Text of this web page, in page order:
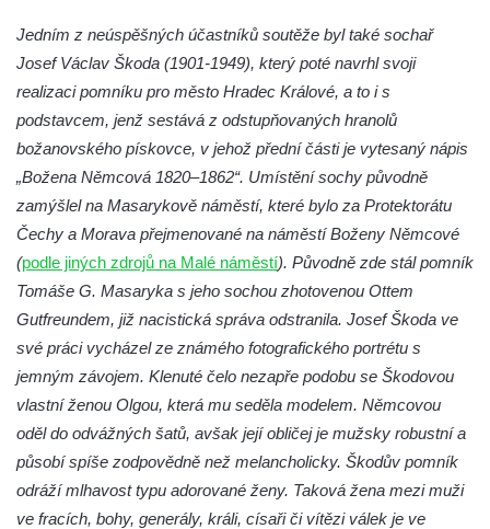
Socha Kozorožec horský v ZOO Hluboká
Socha Včela v ZOO Hluboká
Socha Housenka v ZOO Hluboká
Socha Nosorožík v ZOO Hluboká
Socha Beruška v ZOO Hluboká
Socha Vážka v ZOO Hluboká
Socha Volavka v ZOO Hluboká
Flamingo trůn v ZOO Hluboká
Lysá nad Labem, barokní město Šporkovo
Socha Opičákovník v ZOO Hluboká
Socha Roháč v ZOO Hluboká
Socha Mystik v ZOO Hluboká
Jedním z neúspěšných účastníků soutěže byl také sochař
Josef Václav Škoda (1901-1949), který poté navrhl svoji
realizaci pomníku pro město Hradec Králové, a to i s
podstavcem, jenž sestává z odstupňovaných hranolů
božanovského pískovce, v jehož přední části je vytesaný nápis
„Božena Němcová 1820–1862“. Umístění sochy původně
zamýšlel na Masarykově náměstí, které bylo za Protektorátu
Čechy a Morava přejmenované na náměstí Boženy Němcové
(podle jiných zdrojů na Malé náměstí). Původně zde stál pomník
Tomáše G. Masaryka s jeho sochou zhotovenou Ottem
Gutfreundem, již nacistická správa odstranila. Josef Škoda ve
své práci vycházel ze známého fotografického portrétu s
jemným závojem. Klenuté čelo nezapře podobu se Škodovou
vlastní ženou Olgou, která mu seděla modelem. Němcovou
oděl do odvážných šatů, avšak její obličej je mužsky robustní a
působí spíše zodpovědně než melancholicky. Škodův pomník
odráží mlhavost typu adorované ženy. Taková žena mezi muži
ve fracích, bohy, generály, králi, císaři či vítězi válek je ve